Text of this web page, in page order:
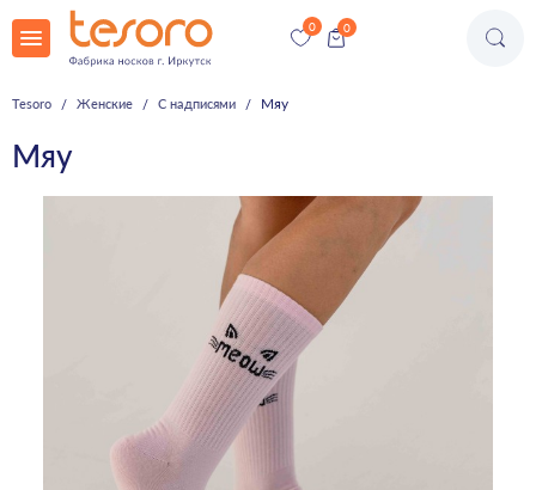
Tesoro Женские С надписями Мяу
Мяу